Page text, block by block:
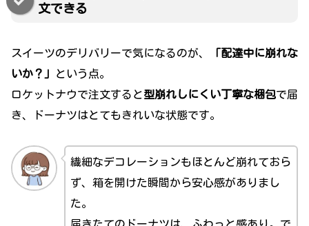
文できる
スイーツのデリバリーで気になるのが、
「配達中に崩れな
いか？」
という点。
ロケットナウで注文すると型崩れしにくい丁寧な梱包で届
き、ドーナツはとてもきれいな状態です。
繊細なデコレーションもほとんど崩れておら
ず、箱を開けた瞬間から安心感がありまし
た。
届きたてのドーナツは、ふわっと感あり。で